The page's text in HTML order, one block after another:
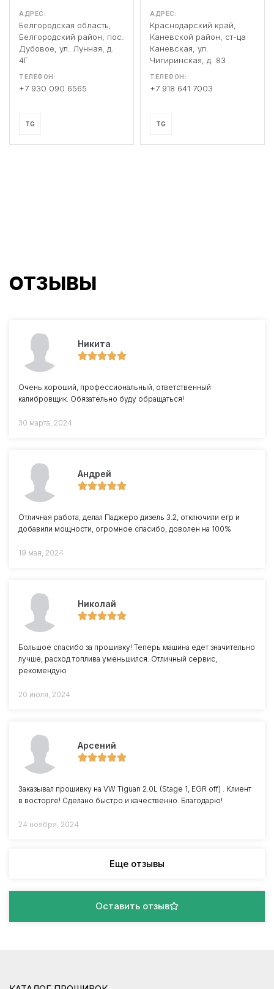
АДРЕС:
Белгородская область,
Белгородский район, пос.
Дубовое, ул. Лунная, д.
4Г
ТЕЛЕФОН:
+7 930 090 6565
TG
АДРЕС:
Краснодарский край,
Каневской район, ст-ца
Каневская, ул.
Чигиринская, д. 83
ТЕЛЕФОН:
+7 918 641 7003
TG
ОТЗЫВЫ
Никита
Очень хороший, профессиональный, ответственный
калибровщик. Обязательно буду обращаться!
30 марта, 2024
Андрей
Отличная работа, делал Паджеро дизель 3.2, отключили егр и
добавили мощности, огромное спасибо, доволен на 100%
19 мая, 2024
Николай
Большое спасибо за прошивку! Теперь машина едет значительно
лучше, расход топлива уменьшился. Отличный сервис,
рекомендую
20 июля, 2024
Арсений
Заказывал прошивку на VW Tiguan 2.0L (Stage 1, EGR off) . Клиент
в восторге! Сделано быстро и качественно. Благодарю!
24 ноября, 2024
Еще отзывы
Оставить отзыв